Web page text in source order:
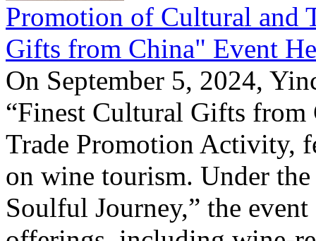
Promotion of Cultural and
Gifts from China" Event
On September 5, 2024,
“Finest Cultural Gifts from
Trade Promotion Activity,
on wine tourism. Under
Soulful Journey,” the